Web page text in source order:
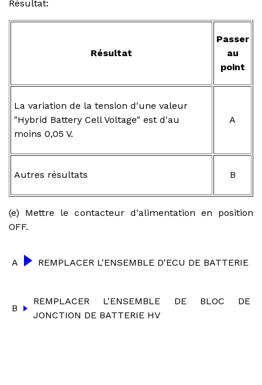
Résultat:
Résultat
Passer
au
point
La variation de la tension d'une valeur
"Hybrid Battery Cell Voltage" est d'au
moins 0,05 V.
A
Autres résultats B
(e) Mettre le contacteur d'alimentation en position
OFF.
A REMPLACER L'ENSEMBLE D'ECU DE BATTERIE
B
REMPLACER L'ENSEMBLE DE BLOC DE
JONCTION DE BATTERIE HV